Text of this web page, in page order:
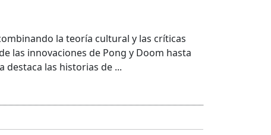
la teoría cultural y las críticas
las innovaciones de Pong y Doom hasta
las historias de ...